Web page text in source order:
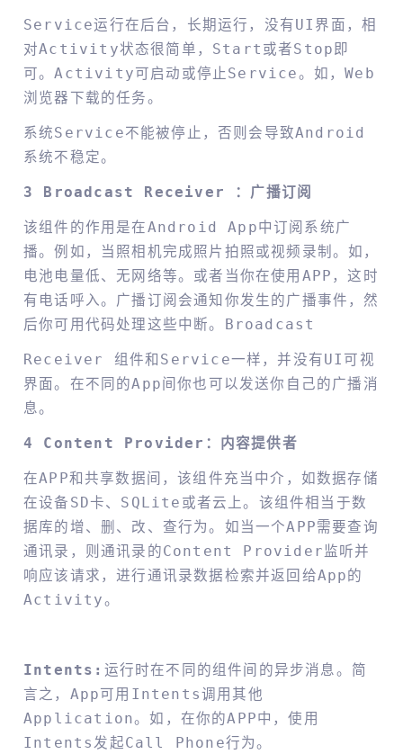
Service运行在后台，长期运行，没有UI界面，相
对Activity状态很简单，Start或者Stop即
可。Activity可启动或停止Service。如，Web
浏览器下载的任务。
系统Service不能被停止，否则会导致Android
系统不稳定。
3 Broadcast Receiver ：广播订阅
该组件的作用是在Android App中订阅系统广
播。例如，当照相机完成照片拍照或视频录制。如，
电池电量低、无网络等。或者当你在使用APP，这时
有电话呼入。广播订阅会通知你发生的广播事件，然
后你可用代码处理这些中断。Broadcast
Receiver 组件和Service一样，并没有UI可视
界面。在不同的App间你也可以发送你自己的广播消
息。
4 Content Provider：内容提供者
在APP和共享数据间，该组件充当中介，如数据存储
在设备SD卡、SQLite或者云上。该组件相当于数
据库的增、删、改、查行为。如当一个APP需要查询
通讯录，则通讯录的Content Provider监听并
响应该请求，进行通讯录数据检索并返回给App的
Activity。
Intents: 运行时在不同的组件间的异步消息。简
言之，App可用Intents调用其他
Application。如，在你的APP中，使用
Intents发起Call Phone行为。